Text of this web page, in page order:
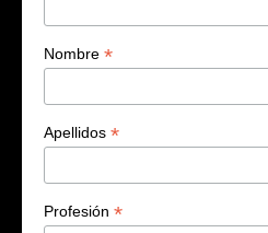
Nombre *
Apellidos *
Profesión *